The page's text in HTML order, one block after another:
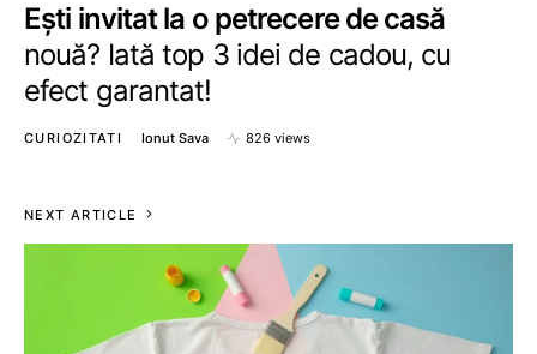
Ești invitat la o petrecere de casă
nouă? Iată top 3 idei de cadou, cu
efect garantat!
CURIOZITATI Ionut Sava 826 views
NEXT ARTICLE